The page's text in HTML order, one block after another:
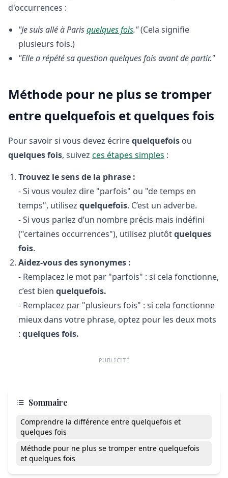
d'occurrences :
"Je suis allé à Parisquelques fois."(Cela signifie
plusieurs fois.)
"Elle a répété sa question quelques fois avant de partir."
Méthode pour ne plus se tromper
entre quelquefois et quelques fois
Pour savoir si vous devez écrirequelquefois ou
quelques fois, suivez ces étapes simples :
Trouvez le sens de la phrase :
- Si vous voulez dire "parfois" ou "de temps en
temps", utilisez quelquefois. C’est un adverbe.
- Si vous parlez d’un nombre précis mais indéfini
("certaines occurrences"), utilisez plutôtquelques
fois.
Aidez-vous des synonymes :
- Remplacez le mot par "parfois" : si cela fonctionne,
c’est bien quelquefois.
- Remplacez par "plusieurs fois" : si cela fonctionne
mieux dans votre phrase, optez pour les deux mots
: quelques fois.
PUBLICITÉ
Sommaire
Comprendre la différence entre quelquefois et
quelques fois
Méthode pour ne plus se tromper entre quelquefois
et quelques fois